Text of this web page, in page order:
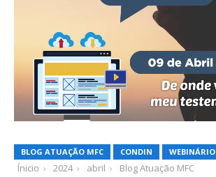
BLOG ATUAÇÃO MFC CONDIN WEBINÁRIO
Ínicio 2024 abril
Blog Atuação MFC